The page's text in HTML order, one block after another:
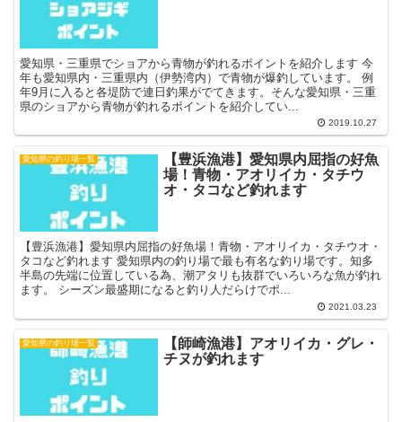
愛知県・三重県でショアから青物が釣れるポイントを紹介します 今
年も愛知県内・三重県内（伊勢湾内）で青物が爆釣しています。 例
年9月に入ると各堤防で連日釣果がでてきます。そんな愛知県・三重
県のショアから青物が釣れるポイントを紹介してい...
2019.10.27
愛知県の釣り場一覧
【豊浜漁港】愛知県内屈指の好魚
場！青物・アオリイカ・タチウ
オ・タコなど釣れます
【豊浜漁港】愛知県内屈指の好魚場！青物・アオリイカ・タチウオ・
タコなど釣れます 愛知県内の釣り場で最も有名な釣り場です。知多
半島の先端に位置している為、潮アタリも抜群でいろいろな魚が釣れ
ます。 シーズン最盛期になると釣り人だらけでポ...
2021.03.23
愛知県の釣り場一覧
【師崎漁港】アオリイカ・グレ・
チヌが釣れます